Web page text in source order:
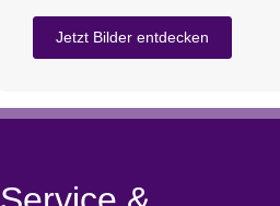
Jetzt Bilder entdecken